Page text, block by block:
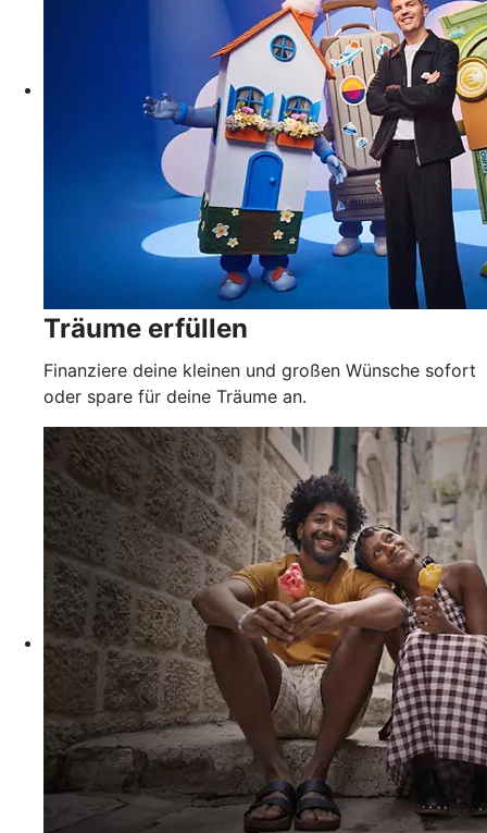
Träume erfüllen
Finanziere deine kleinen und großen Wünsche sofort
oder spare für deine Träume an.